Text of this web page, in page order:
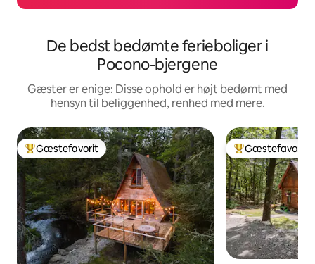
De bedst bedømte ferieboliger i
Pocono-bjergene
Gæster er enige: Disse ophold er højt bedømt med
hensyn til beliggenhed, renhed med mere.
Bedste gæstefavorit
Gæstefavorit Bedste
Gæstefavorit